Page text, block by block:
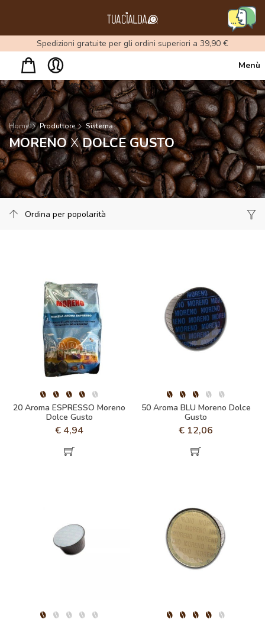
Spedizioni gratuite per gli ordini superiori a 39,90 €
Menù
Home Produttore Sistema
MORENOXDOLCE GUSTO
20 Aroma ESPRESSO Moreno
Dolce Gusto
€ 4,94
50 Aroma BLU Moreno Dolce
Gusto
€ 12,06